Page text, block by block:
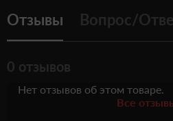
Отзывы Вопрос/
0 отзывов
Нет отзывов об этом товаре.
Все